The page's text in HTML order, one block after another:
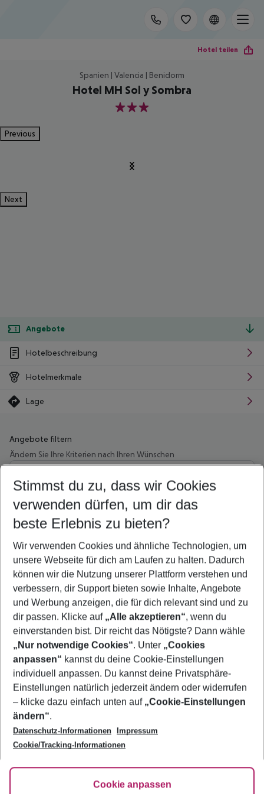
Hotel teilen
Spanien | Valencia | Benidorm
Hotel MH Sol y Sombra
3
Previous
Next
Angebote
Hotelbeschreibung
Hotelmerkmale
Lage
Angebote filtern
Ändern Sie Ihre Kriterien nach Ihren Wünschen
Wähle deinen Abflughafen
Beliebiger Abflughafen
Wähle deinen Reisezeitraum
5-8 Nächte
2 Erwachsene Keine Kinder
Mehr Filter anzeigen
Footer
Footer navigation
Über uns
AGB
Bestpreisgarantie
Cookie-Einstellungen ändern
Cookie-Richtlinie
Agenturbetreuung
Barrierefreies Reisen
FAQ
HanseMerkur Reiseversicherung
Folge uns
Stimmst du zu, dass wir Cookies
verwenden dürfen, um dir das
beste Erlebnis zu bieten?
Wir verwenden Cookies und ähnliche Technologien, um
unsere Webseite für dich am Laufen zu halten. Dadurch
können wir die Nutzung unserer Plattform verstehen und
verbessern, dir Support bieten sowie Inhalte, Angebote
und Werbung anzeigen, die für dich relevant sind und zu
dir passen. Klicke auf „Alle akzeptieren“, wenn du
einverstanden bist. Dir reicht das Nötigste? Dann wähle
„Nur notwendige Cookies“. Unter „Cookies
anpassen“ kannst du deine Cookie-Einstellungen
individuell anpassen. Du kannst deine Privatsphäre-
Einstellungen natürlich jederzeit ändern oder widerrufen
– klicke dazu einfach unten auf „Cookie-Einstellungen
ändern“.
Datenschutz-Informationen
Impressum
Cookie/Tracking-Informationen
Cookie anpassen